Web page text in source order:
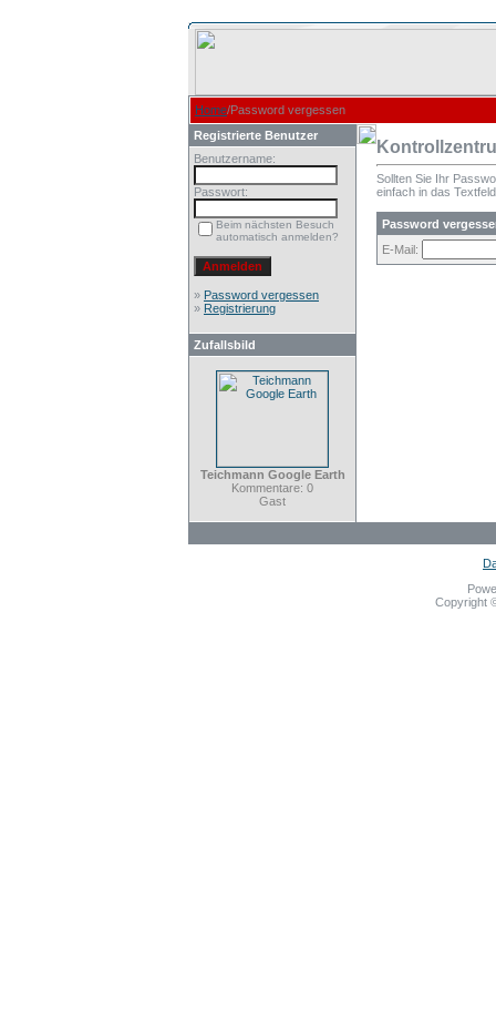
Home/Password vergessen
Registrierte Benutzer
Benutzername:
Passwort:
Beim nächsten Besuch
automatisch anmelden?
» Password vergessen
» Registrierung
Zufallsbild
Teichmann Google Earth
Kommentare: 0
Gast
Sollten Sie Ihr
einfach in das
Password
E-Mail:
Copyright